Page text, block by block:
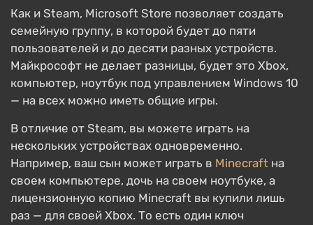
Как и Steam, Microsoft Store позволяет создать
семейную группу, в которой будет до пяти
пользователей и до десяти разных устройств.
Майкрософт не делает разницы, будет это Xbox,
компьютер, ноутбук под управлением Windows 10
— на всех можно иметь общие игры.
В отличие от Steam, вы можете играть на
нескольких устройствах одновременно.
Например, ваш сын может играть в Minecraft на
своем компьютере, дочь на своем ноутбуке, а
лицензионную копию Minecraft вы купили лишь
раз — для своей Xbox. То есть один ключ